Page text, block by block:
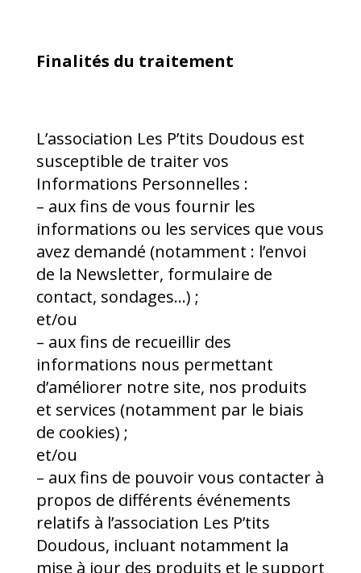
Finalités du traitement
L’association Les P’tits Doudous est
susceptible de traiter vos
Informations Personnelles :
– aux fins de vous fournir les
informations ou les services que vous
avez demandé (notamment : l’envoi
de la Newsletter, formulaire de
contact, sondages…) ;
et/ou
– aux fins de recueillir des
informations nous permettant
d’améliorer notre site, nos produits
et services (notamment par le biais
de cookies) ;
et/ou
– aux fins de pouvoir vous contacter à
propos de différents événements
relatifs à l’association Les P’tits
Doudous, incluant notamment la
mise à jour des produits et le support